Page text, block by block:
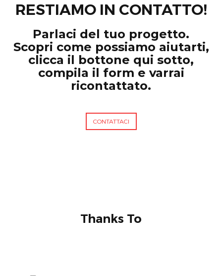
RESTIAMO IN CONTATTO!
Parlaci del tuo progetto.
Scopri come possiamo aiutarti,
clicca il bottone qui sotto,
compila il form e varrai
ricontattato.
CONTATTACI
Thanks To